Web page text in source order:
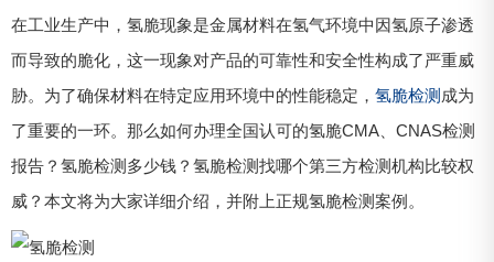
在工业生产中，氢脆现象是金属材料在氢气环境中因氢原子渗透
而导致的脆化，这一现象对产品的可靠性和安全性构成了严重威
胁。为了确保材料在特定应用环境中的性能稳定， 氢脆检测 成为
了重要的一环。那么如何办理全国认可的氢脆CMA、CNAS检测
报告？氢脆检测多少钱？氢脆检测找哪个第三方检测机构比较权
威？本文将为大家详细介绍，并附上正规氢脆检测案例。